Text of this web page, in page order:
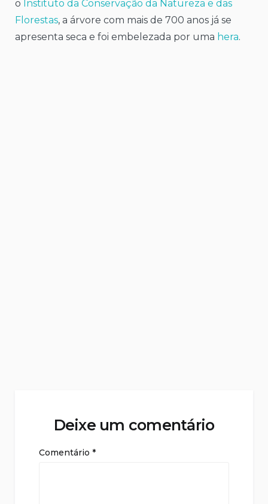
o Instituto da Conservação da Natureza e das
Florestas, a árvore com mais de 700 anos já se
apresenta seca e foi embelezada por uma hera.
Deixe um comentário
Comentário *